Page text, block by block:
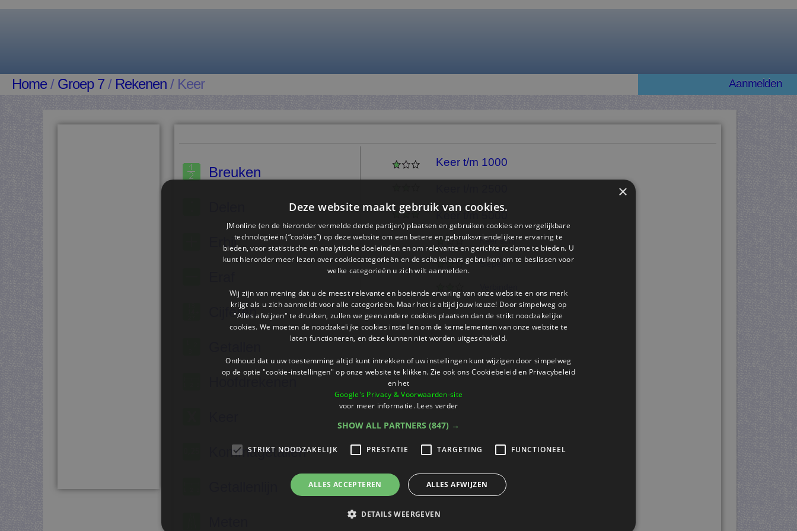
Home/ Groep 7 / Rekenen / Keer Aanmelden
Breuken
Erbij
Cijferen
Kommagetallen
Keer t/m 1000
Keer som
Slepen
×
Deze website maakt gebruik van cookies.
JMonline (en de hieronder vermelde derde partijen) plaatsen en gebruiken cookies en vergelijkbare
technologieën (“cookies”) op deze website om een ​​betere en gebruiksvriendelijkere ervaring te
bieden, voor statistische en analytische doeleinden en om relevante en gerichte reclame te bieden. U
kunt hieronder meer lezen over cookiecategorieën en de schakelaars gebruiken om te beslissen voor
welke categorieën u zich wilt aanmelden.
Wij zijn van mening dat u de meest relevante en boeiende ervaring van onze website en ons merk
krijgt als u zich aanmeldt voor alle categorieën. Maar het is altijd jouw keuze! Door simpelweg op
"Alles afwijzen" te drukken, zullen we geen andere cookies plaatsen dan de strikt noodzakelijke
cookies. We moeten de noodzakelijke cookies instellen om de kernelementen van onze website te
laten functioneren, en deze kunnen niet worden uitgeschakeld.
Onthoud dat u uw toestemming altijd kunt intrekken of uw instellingen kunt wijzigen door simpelweg
op de optie "cookie-instellingen" op onze website te klikken. Zie ook ons ​​Cookiebeleid en Privacybeleid
en het
Google's Privacy & Voorwaarden-site
voor meer informatie. Lees verder
SHOW ALL PARTNERS (847) →
STRIKT NOODZAKELIJK PRESTATIE TARGETING FUNCTIONEEL
ALLES ACCEPTEREN ALLES AFWIJZEN
DETAILS WEERGEVEN